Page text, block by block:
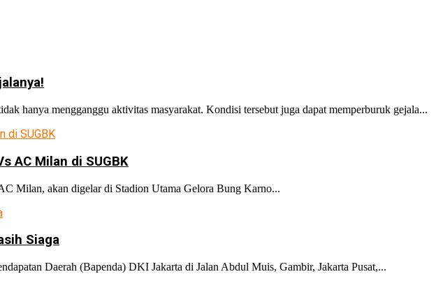
hanya mengganggu aktivitas masyarakat. Kondisi tersebut juga dapat memperburuk gejala...
AC Milan di SUGBK
Milan, akan digelar di Stadion Utama Gelora Bung Karno...
Siaga
Daerah (Bapenda) DKI Jakarta di Jalan Abdul Muis, Gambir, Jakarta Pusat,...